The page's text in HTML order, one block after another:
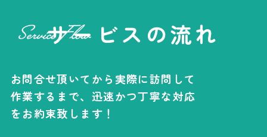
サービスの流れ
お問合せ頂いてから実際に訪問して
作業するまで、 迅速かつ丁寧な対応
をお約束致します！